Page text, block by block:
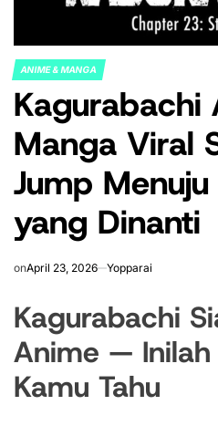
POSTED
IN
ANIME & MANGA
Kagurabachi
Manga Viral
Jump
yang Dinanti
onApril 23, 2026 Yopparai
Kagurabachi
Anime —
Kamu Tahu